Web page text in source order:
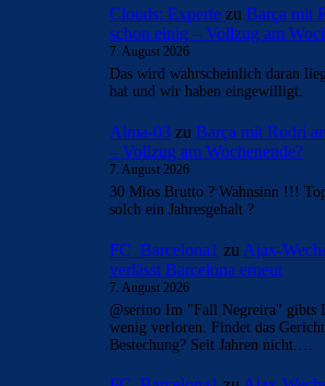
Clouds: Experte zu Barça mit
schon einig – Vollzug am
7. August 2026
Das wird wahrscheinlich daran
hat und wir haben eingewilligt.
Alma-03 zu Barça mit Rodri
– Vollzug am Wochenende?
7. August 2026
30 Mios Brutto ? Wahnsinn !!!
solch ein Jahresgehalt ?
FC_Barcelona1 zu Ajax-
verlässt Barcelona erneut
7. August 2026
@serino Im "Fall Negreira" gibts
wenig verloren. Findet das
Bestechung? Seit Jahren nicht.…